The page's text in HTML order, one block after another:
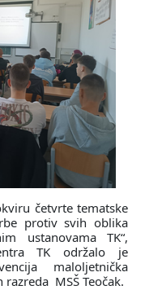
četvrte tematske
protiv svih oblika
ustanovama TK“,
TK održalo je
maloljetnička
MSŠ Teočak.